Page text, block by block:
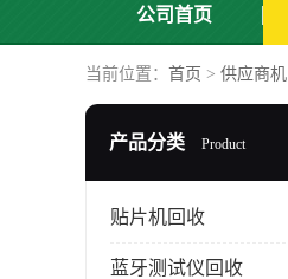
公司首页
当前位置： 首页 > 供应商机
产品分类 Product
贴片机回收
蓝牙测试仪回收